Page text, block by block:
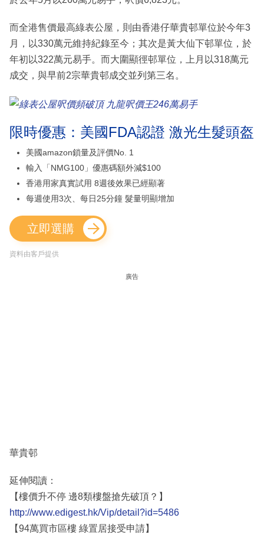
而全港售價最高綠表公屋，則由香港仔華貴邨單位於今年3
月，以330萬元維持紀錄至今；其次是黃大仙下邨單位，於
年初以322萬元易手。而大圍顯徑邨單位，上月以318萬元
成交，與早前2宗華貴邨成交並列第三名。
限時優惠：美國FDA認證 激光生髮頭盔
美國amazon鎖量及評價No. 1
輸入「NMG100」優惠碼額外減$100
香港用家真實試用 8週後效果已經顯著
每週使用3次、每日25分鐘 髮量明顯增加
立即選購
資料由客戶提供
廣告
華貴邨
延伸閱讀：
【樓價升不停 邊8類樓盤搶先破頂？】
http://www.edigest.hk/Vip/detail?id=5486
【94萬買市區樓 綠置居接受申請】